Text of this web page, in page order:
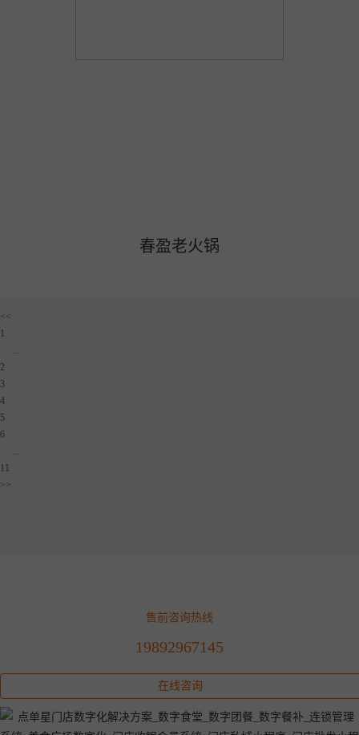
春盈老火锅
<<
1
...
2
3
4
5
6
...
11
>>
售前咨询热线
19892967145
在线咨询